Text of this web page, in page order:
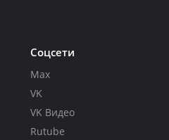
Соцсети
Max
VK
VK Видео
Rutube